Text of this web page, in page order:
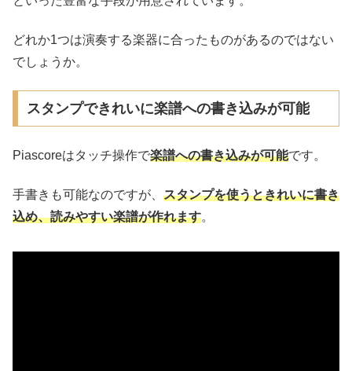
どれか1つは演奏する楽器に合ったものがあるのではない
でしょうか。
スタンプできれいに楽譜への書き込みが可能
Piascoreはタッチ操作で楽譜への書き込みが可能です。
手書きも可能なのですが、 スタンプを使うときれいに書き
込め、読みやすい楽譜が作れます。